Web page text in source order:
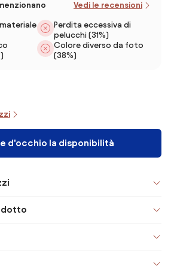
Vedi le recensioni
Perdita eccessiva di
pelucchi (31%)
Colore diverso da foto
(38%)
d'occhio la disponibilità